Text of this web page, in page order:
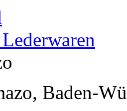
Baden-